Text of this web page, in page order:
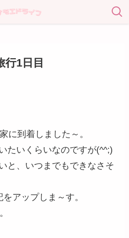
行1日目
に到着しました～。
たいくらいなのですが(^^;)
と、いつまでもできなさそ
アップしま～す。